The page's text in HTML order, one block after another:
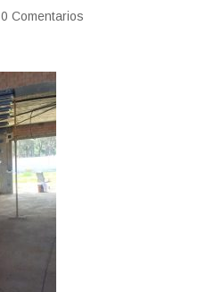
0 Comentarios